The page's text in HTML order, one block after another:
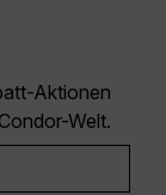
Aktionen
Welt.